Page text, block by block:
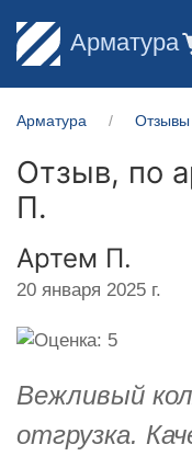
Арматура
Арматура Отзывы
Отзыв, по
П.
Артем П.
20 января 2025 г.
Вежливый
отгрузка.